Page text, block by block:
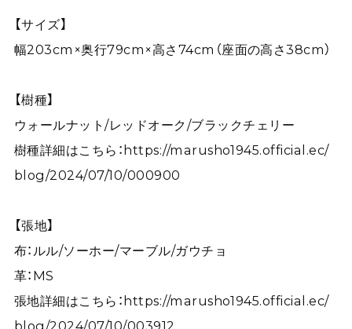
【サイズ】
幅203cm×奥行79cm×高さ74cm（座面の高さ38cm）
【樹種】
ウォールナット/レッドオーク/ブラックチェリー
樹種詳細はこちら： https://marusho1945.official.ec/
blog/2024/07/10/000900
【張地】
布：ルル/ソーホー/マーブル/ガウチョ
革：MS
張地詳細はこちら： https://marusho1945.official.ec/